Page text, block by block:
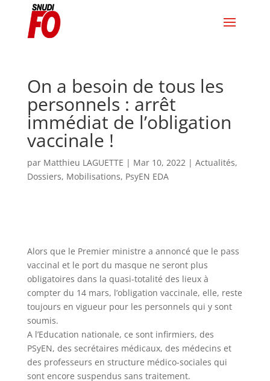
On a besoin de tous les
personnels : arrêt
immédiat de l’obligation
vaccinale !
par Matthieu LAGUETTE | Mar 10, 2022| Actualités,
Dossiers, Mobilisations, PsyEN EDA
Alors que le Premier ministre a annoncé que le pass
vaccinal et le port du masque ne seront plus
obligatoires dans la quasi-totalité des lieux à
compter du 14 mars, l’obligation vaccinale, elle, reste
toujours en vigueur pour les personnels qui y sont
soumis.
A l’Education nationale, ce sont infirmiers, des
PSyEN, des secrétaires médicaux, des médecins et
des professeurs en structure médico-sociales qui
sont encore suspendus sans traitement.